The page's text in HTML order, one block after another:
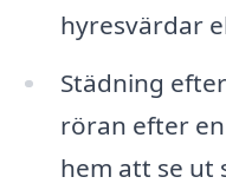
hyresvärdar
Städning
röran efter
hem att se ut